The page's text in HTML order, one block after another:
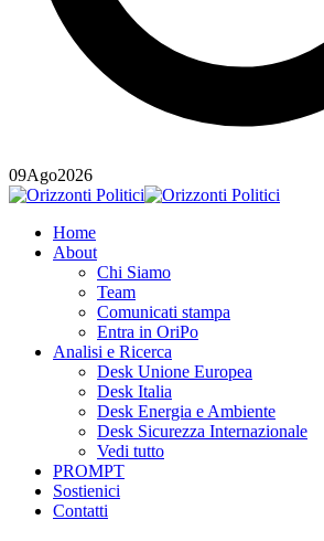
09Ago2026
Home
About
Chi Siamo
Team
Comunicati stampa
Entra in OriPo
Analisi e Ricerca
Desk Unione Europea
Desk Italia
Desk Energia e Ambiente
Desk Sicurezza Internazionale
Vedi tutto
PROMPT
Sostienici
Contatti